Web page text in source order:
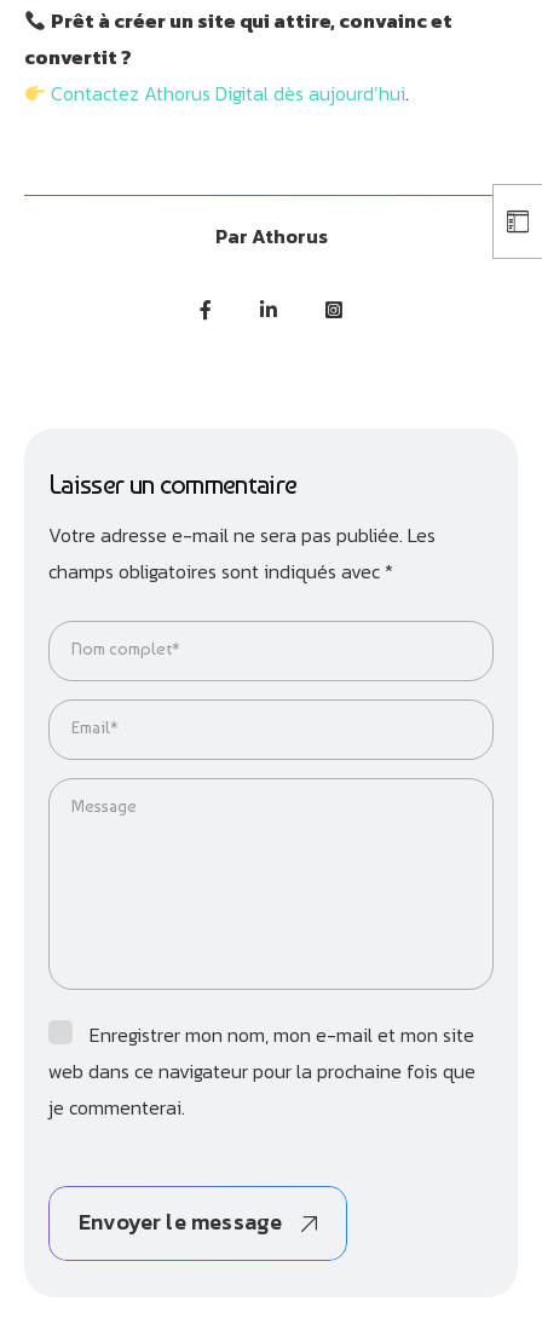
Prêt à créer un site qui attire, convainc et
convertit ?
Contactez Athorus Digital dès aujourd’hui.
ParAthorus
Laisser un commentaire
Votre adresse e-mail ne sera pas publiée. Les
champs obligatoires sont indiqués avec*
Nom complet*
Email*
Message
Enregistrer mon nom, mon e-mail et mon site
web dans ce navigateur pour la prochaine fois que
je commenterai.
Envoyer le message